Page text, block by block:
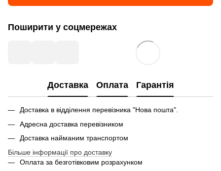
Поширити у соцмережах
Доставка Оплата Гарантія
Доставка в відділення перевізника "Нова пошта".
Адресна доставка перевізником
Доставка найманим транспортом
Більше інформації про доставку
Оплата за безготівковим розрахунком